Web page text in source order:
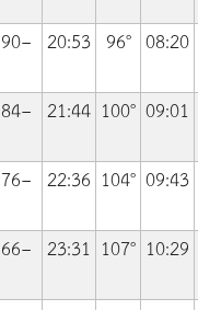
90− 20:53 96° 08:20
84− 21:44 100° 09:01
76− 22:36 104° 09:43
66− 23:31 107° 10:29